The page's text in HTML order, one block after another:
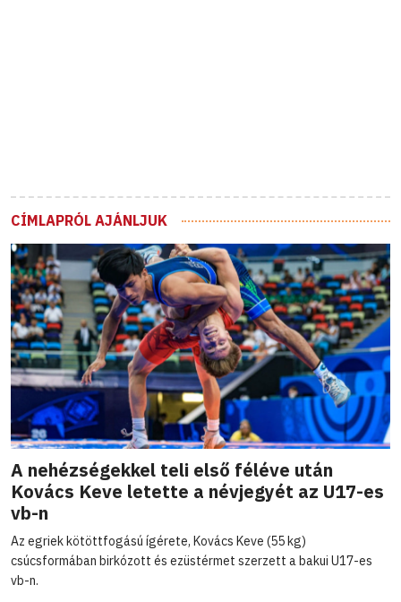
CÍMLAPRÓL AJÁNLJUK
A nehézségekkel teli első féléve után
Kovács Keve letette a névjegyét az U17-es
vb-n
Az egriek kötöttfogású ígérete, Kovács Keve (55 kg)
csúcsformában birkózott és ezüstérmet szerzett a bakui U17-es
vb-n.